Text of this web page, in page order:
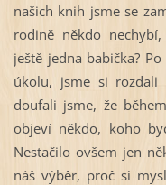
našich knih jsme se
rodině někdo
ještě jedna babička?
úkolu, jsme si rozdali
doufali jsme, že
objeví někdo, koho
Nestačilo ovšem jen
náš výběr, proč si